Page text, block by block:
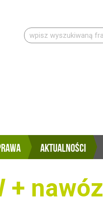
Szukaj:
AKTUALNOŚCI
+ nawóz